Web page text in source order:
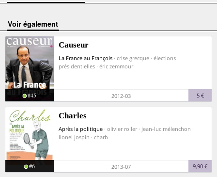
voir également
Causeur
La France au François · crise grecque · élections
présidentielles · éric zemmour
#45 2012-03 5 €
Charles
Après la politique · olivier roller · jean-luc mélenchon ·
lionel jospin · charb
#6 2013-07 9,90 €